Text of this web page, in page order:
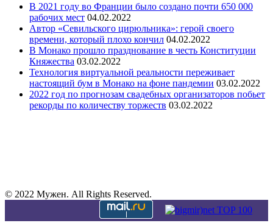
В 2021 году во Франции было создано почти 650 000
рабочих мест 04.02.2022
Автор «Севильского цирюльника»: герой своего
времени, который плохо кончил 04.02.2022
В Монако прошло празднование в честь Конституции
Княжества 03.02.2022
Технология виртуальной реальности переживает
настоящий бум в Монако на фоне пандемии 03.02.2022
2022 год по прогнозам свадебных организаторов побьет
рекорды по количеству торжеств 03.02.2022
© 2022 Мужен. All Rights Reserved.